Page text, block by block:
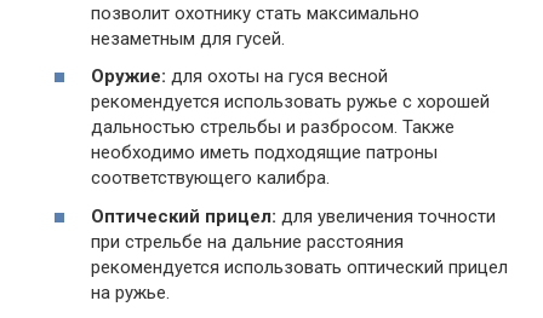
позволит охотнику стать максимально
незаметным для гусей.
Оружие: для охоты на гуся весной
рекомендуется использовать ружье с хорошей
дальностью стрельбы и разбросом. Также
необходимо иметь подходящие патроны
соответствующего калибра.
Оптический прицел: для увеличения точности
при стрельбе на дальние расстояния
рекомендуется использовать оптический прицел
на ружье.